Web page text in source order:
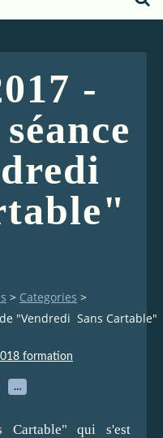
-
> Categories >
"Vendredi Sans Cartable"
formation
…
Cartable" qui s'est